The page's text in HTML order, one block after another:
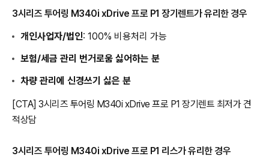
3시리즈 투어링 M340i xDrive 프로 P1 장기렌트가 유리한 경우
개인사업자/법인: 100% 비용처리 가능
보험/세금 관리 번거로움 싫어하는 분
차량 관리에 신경쓰기 싫은 분
[CTA] 3시리즈 투어링 M340i xDrive 프로 P1 장기렌트 최저가 견
적상담
3시리즈 투어링 M340i xDrive 프로 P1 리스가 유리한 경우